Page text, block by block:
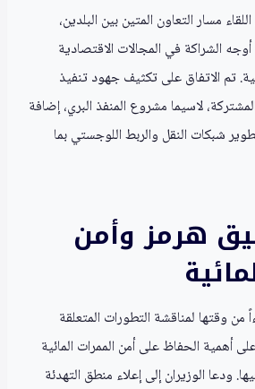
مسار التعاون المتين بين البلدين،
الشراكة في المجالات الاقتصادية
تم الاتفاق على تكثيف جهود تنفيذ
لاسيما مشروع المنفذ البري، إضافة
شبكات النقل والربط اللوجستي بما
هرمز وأمن
وقتها لمناقشة التطورات المتعلقة
أهمية الحفاظ على أمن الممرات المائية
ودعا الوزيران إلى إعلاء منطق التهدئة